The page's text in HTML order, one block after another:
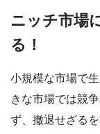
ニッチ市場
る！
小規模な市場で
きな市場では競
ず、撤退せざる